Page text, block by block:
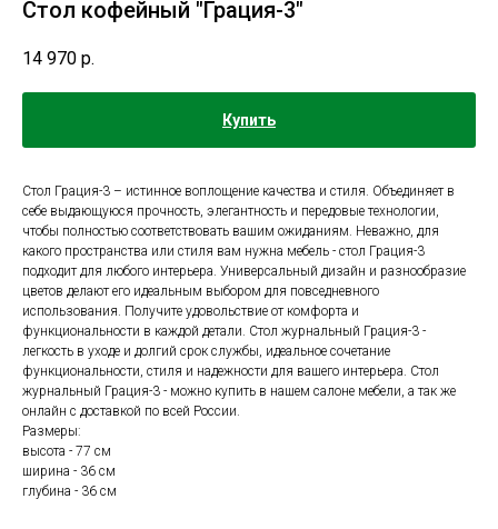
Стол кофейный "Грация-3"
14 970 р.
Купить
Стол Грация-3 – истинное воплощение качества и стиля. Объединяет в
себе выдающуюся прочность, элегантность и передовые технологии,
чтобы полностью соответствовать вашим ожиданиям. Неважно, для
какого пространства или стиля вам нужна мебель - стол Грация-3
подходит для любого интерьера. Универсальный дизайн и разнообразие
цветов делают его идеальным выбором для повседневного
использования. Получите удовольствие от комфорта и
функциональности в каждой детали. Стол журнальный Грация-3 -
легкость в уходе и долгий срок службы, идеальное сочетание
функциональности, стиля и надежности для вашего интерьера. Стол
журнальный Грация-3 - можно купить в нашем салоне мебели, а так же
онлайн с доставкой по всей России.
Размеры:
высота - 77 см
ширина - 36 см
глубина - 36 см